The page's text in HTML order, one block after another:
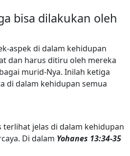
bisa dilakukan oleh
aspek di dalam kehidupan
dan harus ditiru oleh mereka
murid-Nya. Inilah ketiga
di dalam kehidupan semua
terlihat jelas di dalam kehidupan
Di dalam Yohanes 13:34-35